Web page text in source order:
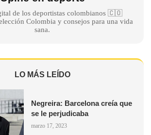
de los deportistas colombianos 🇨🇴
Colombia y consejos para una vida
sana.
LO MÁS LEÍDO
Negreira: Barcelona creía que
se le perjudicaba
marzo 17, 2023